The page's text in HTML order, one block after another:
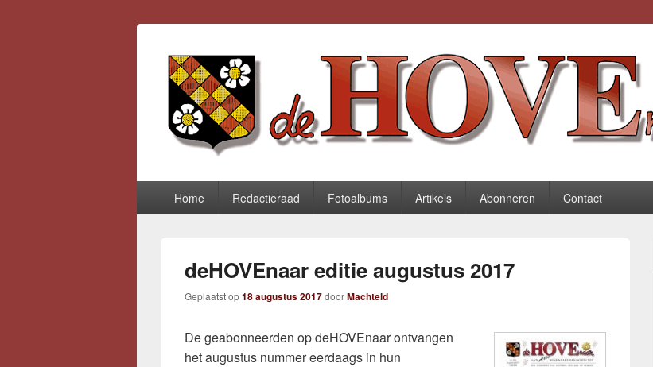
deHOVEnaar.be
Home Redactieraad Fotoalbums Artikels Abonneren Contact
deHOVEnaar editie augustus 2017
Geplaatst op18 augustus 2017doorMachteld
De geabonneerden op deHOVEnaar ontvangen
het augustus nummer eerdaags in hun